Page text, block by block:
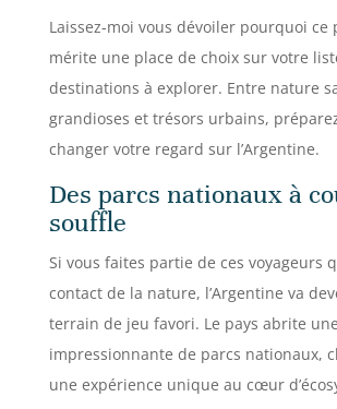
Laissez-moi vous dévoiler pourquoi ce
mérite une place de choix sur votre
destinations à explorer. Entre nature
grandioses et trésors urbains,
changer votre regard sur l’Argentine.
Des parcs nationaux à
souffle
Si vous faites partie de ces voyageurs
contact de la nature, l’Argentine va
terrain de jeu favori. Le pays abrite
impressionnante de parcs nationaux,
une expérience unique au cœur